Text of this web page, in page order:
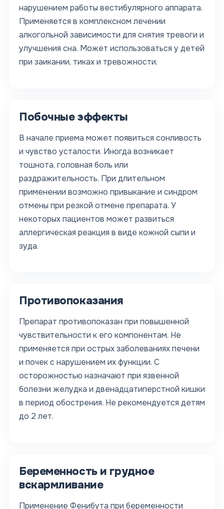
нарушением работы вестибулярного аппарата.
Применяется в комплексном лечении
алкогольной зависимости для снятия тревоги и
улучшения сна. Может использоваться у детей
при заикании, тиках и тревожности.
Побочные эффекты
В начале приема может появиться сонливость
и чувство усталости. Иногда возникает
тошнота, головная боль или
раздражительность. При длительном
применении возможно привыкание и синдром
отмены при резкой отмене препарата. У
некоторых пациентов может развиться
аллергическая реакция в виде кожной сыпи и
зуда.
Противопоказания
Препарат противопоказан при повышенной
чувствительности к его компонентам. Не
применяется при острых заболеваниях печени
и почек с нарушением их функции. С
осторожностью назначают при язвенной
болезни желудка и двенадцатиперстной кишки
в период обострения. Не рекомендуется детям
до 2 лет.
Беременность и грудное
вскармливание
Применение Фенибута при беременности